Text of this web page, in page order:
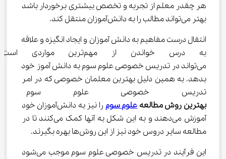
هر چقدر معلم از تجربه و تخصص بیشتری برخوردار باشد
بهتر می‌تواند مطالب را به دانش‌آموزان منتقل کند.
انتقال درست مفاهیم به دانش آموزان و ایجاد انگیزه و علاقه
به درس خواندن از
می‌تواند در تدریس خصوصی علوم سوم به دانش آموز خود
بدهد. به همین دلیل بهترین معلمان خصوصی که در امر
تدریس خصوصی علوم سوم
بهترین روش مطالعه علومسوم
را نیز به دانش‌آموزان خود
آموزش می‌دهند و به این شکل به آنها کمک می‌کنند تا در
مطالعه سایر دروس خود نیز از این روش‌ها بهره بگیرند.
این فرآیند در تدریس خصوصی علوم سوم موجب می‌شود